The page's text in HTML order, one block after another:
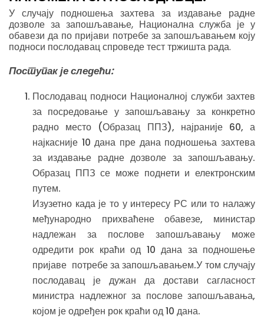
У случају подношења захтева за издавање радне
дозволе за запошљавање, Национална служба је у
обавези да по пријави потребе за запошљавањем коју
подноси послодавац спроведе тест тржишта рада.
Поступак је следећи:
Послодавац подноси Националној служби захтев
за посредовање у запошљавању за конкретно
радно место (Образац ППЗ), најраније 60, а
најкасније 10 дана пре дана подношења захтева
за издавање радне дозволе за запошљавању.
Образац ППЗ се може поднети и електронским
путем.
Изузетно када је то у интересу РС или то налажу
међународно прихваћене обавезе, министар
надлежан за послове запошљавању може
одредити рок краћи од 10 дана за подношење
пријаве потребе за запошљавањем.У том случају
послодавац је дужан да достави сагласност
министра надлежног за послове запошљавања,
којом је одређен рок краћи од 10 дана.